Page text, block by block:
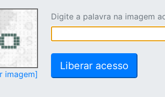
imagem]
Digite a palavra na imagem